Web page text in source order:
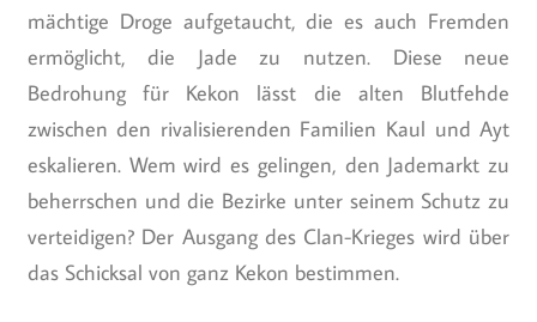
mächtige Droge aufgetaucht, die es auch Fremden
ermöglicht, die Jade zu nutzen. Diese neue
Bedrohung für Kekon lässt die alten Blutfehde
zwischen den rivalisierenden Familien Kaul und Ayt
eskalieren. Wem wird es gelingen, den Jademarkt zu
beherrschen und die Bezirke unter seinem Schutz zu
verteidigen? Der Ausgang des Clan-Krieges wird über
das Schicksal von ganz Kekon bestimmen.